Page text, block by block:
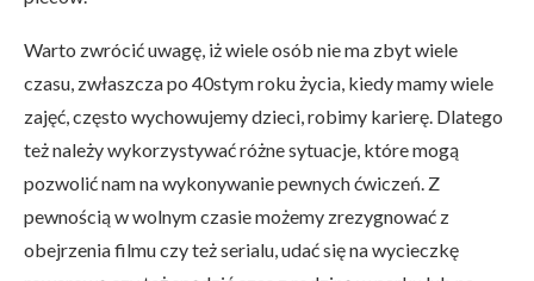
Warto zwrócić uwagę, iż wiele osób nie ma zbyt wiele
czasu, zwłaszcza po 40stym roku życia, kiedy mamy wiele
zajęć, często wychowujemy dzieci, robimy karierę. Dlatego
też należy wykorzystywać różne sytuacje, które mogą
pozwolić nam na wykonywanie pewnych ćwiczeń. Z
pewnością w wolnym czasie możemy zrezygnować z
obejrzenia filmu czy też serialu, udać się na wycieczkę